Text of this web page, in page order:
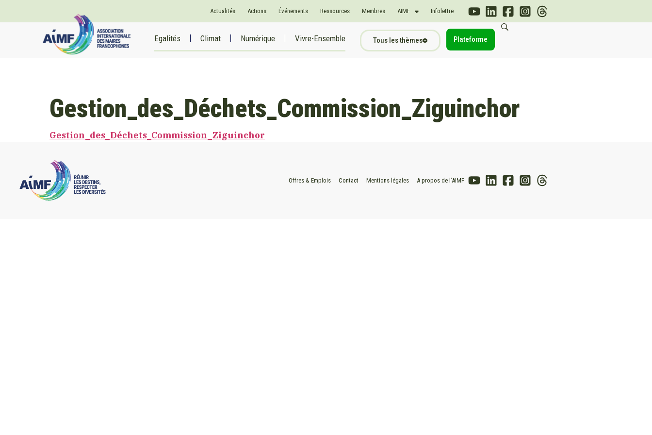
Actualités Actions Événements Ressources Membres AIMF Infolettre
Egalités Climat Numérique Vivre-Ensemble Tous les thèmes Plateforme
Gestion_des_Déchets_Commission_Ziguinchor
Gestion_des_Déchets_Commission_Ziguinchor
Offres & Emplois Contact Mentions légales A propos de l’AIMF